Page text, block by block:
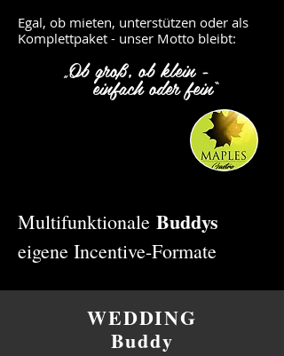
Egal, ob mieten, unterstützen oder als
Komplettpaket - unser Motto bleibt:
„Ob groß, ob klein -
einfach oder fein“
Multifunktionale Buddys
eigene Incentive-Formate
WEDDING
Buddy